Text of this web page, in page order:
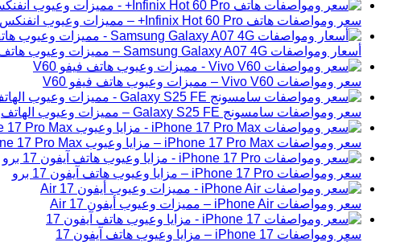
سعر ومواصفات هاتف Infinix Hot 60 Pro+ – مميزات وعيوب انفنكس هوت 60 برو بلس.
أسعار ومواصفات Samsung Galaxy A07 4G – مميزات وعيوب هاتف سامسونج A07
سعر ومواصفات Vivo V60 – مميزات وعيوب هاتف فيفو V60
سعر ومواصفات سامسونج Galaxy S25 FE – مميزات وعيوب الهاتف
سعر ومواصفات iPhone 17 Pro Max – مزايا وعيوب iPhone 17 Pro Max
سعر ومواصفات iPhone 17 Pro – مزايا وعيوب هاتف آيفون 17 برو
سعر ومواصفات iPhone Air – مميزات وعيوب أيفون 17 Air
سعر ومواصفات iPhone 17 – مزايا وعيوب هاتف آيفون 17